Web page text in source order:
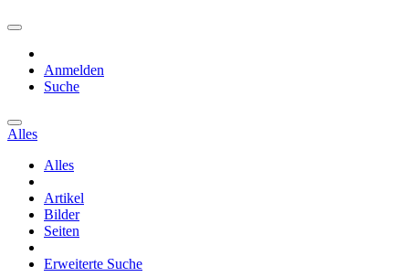
Anmelden
Suche
Alles
Alles
Artikel
Bilder
Seiten
Erweiterte Suche